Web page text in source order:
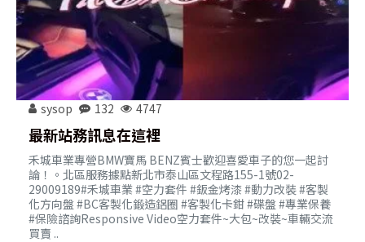
sysop 132 4747
最新站務訊息在這裡
禾城車業專營BMW寶馬 BENZ賓士歡迎喜愛車子的您一起討
論！。北區服務據點新北市泰山區文程路155-1號02-
29009189#禾城車業 #空力套件 #鈑金烤漆 #動力改裝 #客製
化方向盤 #BC客製化鍛造鋁圈 #客製化卡鉗 #碟盤 #專業保養
#保險諮詢Responsive Video空力套件~大包~改裝~車輛交流
買賣 ..